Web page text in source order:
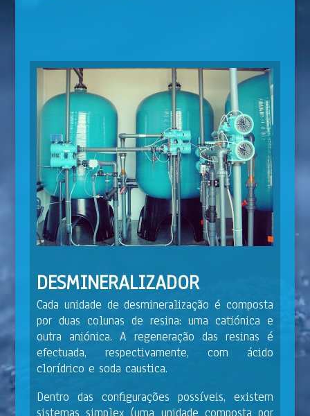
DESMINERALIZADOR
Cada unidade de desmineralização é composta
por duas colunas de resina: uma catiónica e
outra aniónica. A regeneração das resinas é
efectuada, respectivamente, com ácido
clorídrico e soda caustica.
Dentro das configurações possíveis, existem